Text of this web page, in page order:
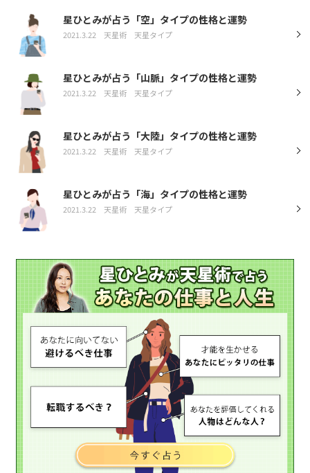
星ひとみが占う「空」タイプの性格と運勢
2021.3.22 天星術 天星タイプ
星ひとみが占う「山脈」タイプの性格と運勢
2021.3.22 天星術 天星タイプ
星ひとみが占う「大陸」タイプの性格と運勢
2021.3.22 天星術 天星タイプ
星ひとみが占う「海」タイプの性格と運勢
2021.3.22 天星術 天星タイプ